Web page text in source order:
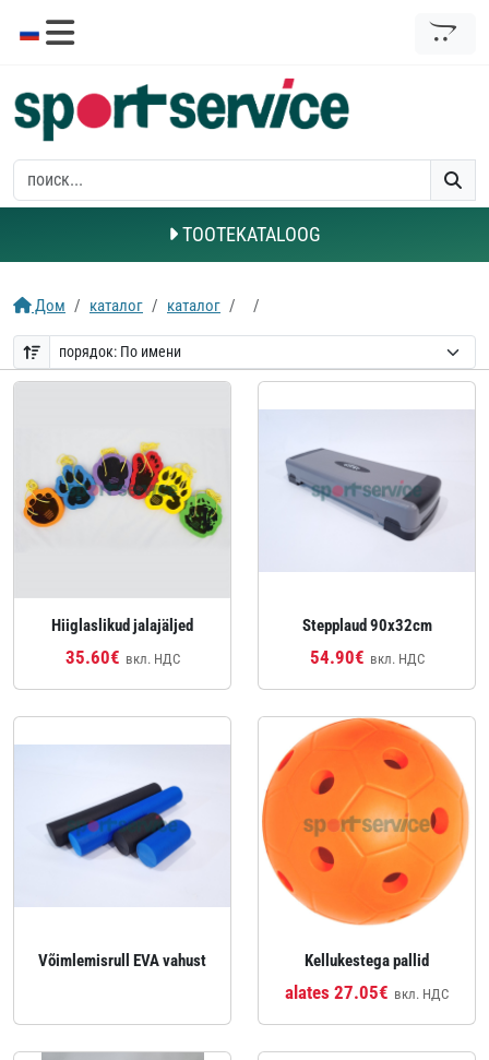
TOOTEKATALOOG
Дом каталог каталог
Hiiglaslikud jalajäljed
35.60€ вкл. НДС
Stepplaud 90x32cm
54.90€ вкл. НДС
Võimlemisrull EVA vahust Kellukestega pallid
alates 27.05€ вкл. НДС